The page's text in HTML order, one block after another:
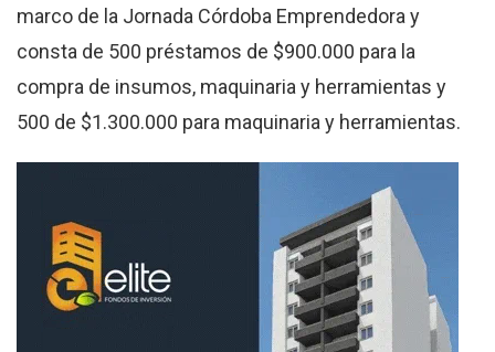
marco de la Jornada Córdoba Emprendedora y
consta de 500 préstamos de $900.000 para la
compra de insumos, maquinaria y herramientas y
500 de $1.300.000 para maquinaria y herramientas.